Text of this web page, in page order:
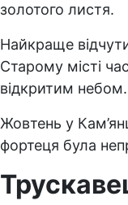
золотого листя.
Найкраще
Старому місті
відкритим
Жовтень у
фортеця була